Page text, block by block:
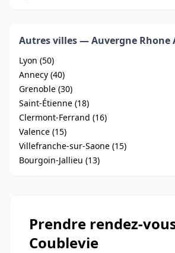
Autres villes — Auvergne Rhone
Lyon (50)
Annecy (40)
Grenoble (30)
Saint-Étienne (18)
Clermont-Ferrand (16)
Valence (15)
Villefranche-sur-Saone (15)
Bourgoin-Jallieu (13)
Prendre rendez-
Coublevie